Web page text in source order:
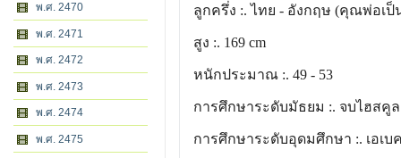
พ.ศ. 2470
พ.ศ. 2471
พ.ศ. 2472
พ.ศ. 2473
พ.ศ. 2474
พ.ศ. 2475
ลูกครึ่ง :. ไทย - อังกฤษ (คุณพ่อเ
สูง :. 169 cm
หนักประมาณ :. 49 - 53
การศึกษาระดับมัธยม :. จบไฮสคูล
การศึกษาระดับอุดมศึกษา :. เอเบค